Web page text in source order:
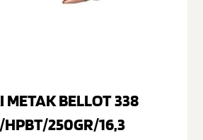
BELLOT 338
250GR/16,3